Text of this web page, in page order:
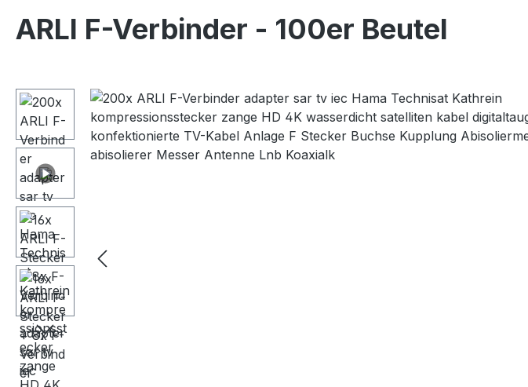
ARLI F-Verbinder - 100er Beutel
Bildergalerie überspringen